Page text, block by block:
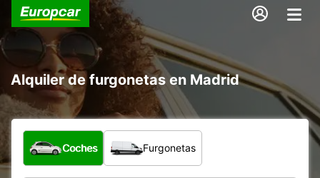
Alquiler de furgonetas en Madrid
¿Qué tipo de vehículo?
Coches Furgonetas